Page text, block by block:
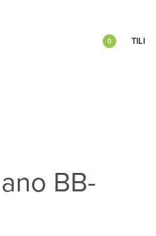
0 TILI
BB-